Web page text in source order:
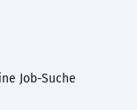
Job-Suche